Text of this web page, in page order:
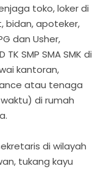
toko, loker di
bidan, apoteker,
dan Usher,
SMP SMA SMK di
kantoran,
atau tenaga
di rumah
di wilayah
tukang kayu